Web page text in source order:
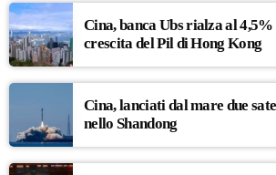
Cina, banca Ubs rialza al
crescita del Pil di Hong Kong
Cina, lanciati dal mare due
nello Shandong